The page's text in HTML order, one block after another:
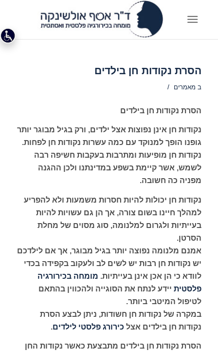
הסרת נקודות חן בילדים
ב מאמרים /
הסרת נקודות חן בילדים
נקודות חן אינן נפוצות אצל ילדים, ורק בגיל מבוגר יותר
גופנו הופך למנוקד עם כמה עשרות נקודות חן לפחות.
נקודות חן מופיעות ומתרבות בעקבות חשיפה רבה
לשמש, אשר קיימת בשפע במדינתנו ולכן ההגנה
מפניה כה חשובה.
נקודות חן יכולות להיות חסרות משמעות ולא להפריע
למהלך חיינו בשום צורה, אך הן גם עשויות להיות
בעייתיות ולגרום למלנומה, סוג מסוים של מחלת
הסרטן.
אמנם מלנומה נפוצה יותר בגיל מבוגר, אך אם לילדכם
יש נקודות חן רבות יש לשים לב ולעקוב בקפידה בכדי
לוודא כי הן אכן אינן בעייתיות. מומחה בכירורגיה
פלסטיתיידע לנתח את הסוגייה ולהכווין בהתאם
לטיפול המיטבי ביותר.
במקרה של נקודות חן חשודות, ניתן לבצע הסרת
נקודות חן בילדים אצל כירורג פלסטי לילדים.
הסרת נקודות חן בילדים מתבצעת כאשר נקודות החן